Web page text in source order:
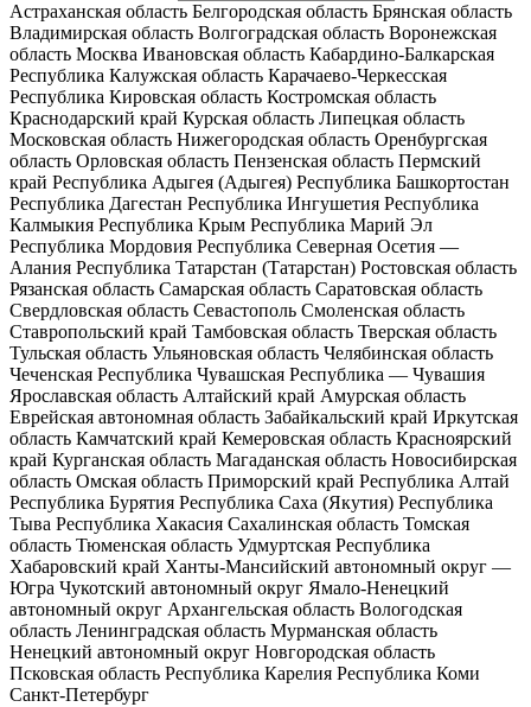
Астраханская область Белгородская область Брянская область
Владимирская область Волгоградская область Воронежская
область Москва Ивановская область Кабардино-Балкарская
Республика Калужская область Карачаево-Черкесская
Республика Кировская область Костромская область
Краснодарский край Курская область Липецкая область
Московская область Нижегородская область Оренбургская
область Орловская область Пензенская область Пермский
край Республика Адыгея (Адыгея) Республика Башкортостан
Республика Дагестан Республика Ингушетия Республика
Калмыкия Республика Крым Республика Марий Эл
Республика Мордовия Республика Северная Осетия —
Алания Республика Татарстан (Татарстан) Ростовская область
Рязанская область Самарская область Саратовская область
Свердловская область Севастополь Смоленская область
Ставропольский край Тамбовская область Тверская область
Тульская область Ульяновская область Челябинская область
Чеченская Республика Чувашская Республика — Чувашия
Ярославская область Алтайский край Амурская область
Еврейская автономная область Забайкальский край Иркутская
область Камчатский край Кемеровская область Красноярский
край Курганская область Магаданская область Новосибирская
область Омская область Приморский край Республика Алтай
Республика Бурятия Республика Саха (Якутия) Республика
Тыва Республика Хакасия Сахалинская область Томская
область Тюменская область Удмуртская Республика
Хабаровский край Ханты-Мансийский автономный округ —
Югра Чукотский автономный округ Ямало-Ненецкий
автономный округ Архангельская область Вологодская
область Ленинградская область Мурманская область
Ненецкий автономный округ Новгородская область
Псковская область Республика Карелия Республика Коми
Санкт-Петербург